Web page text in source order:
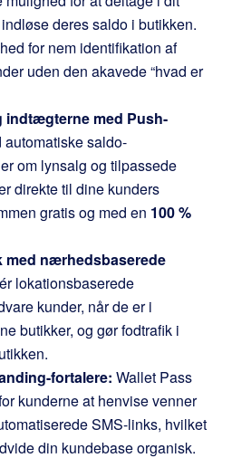
deres saldo i butikken.
for nem identifikation af
uden den akavede “hvad er
med Push-
automatiske saldo-
om lynsalg og tilpassede
direkte til dine kunders
gratis og med en 100 %
med nærhedsbaserede
lokationsbaserede
kunder, når de er i
butikker, og gør fodtrafik i
fortalere: Wallet Pass
kunderne at henvise venner
SMS-links, hvilket
din kundebase organisk.